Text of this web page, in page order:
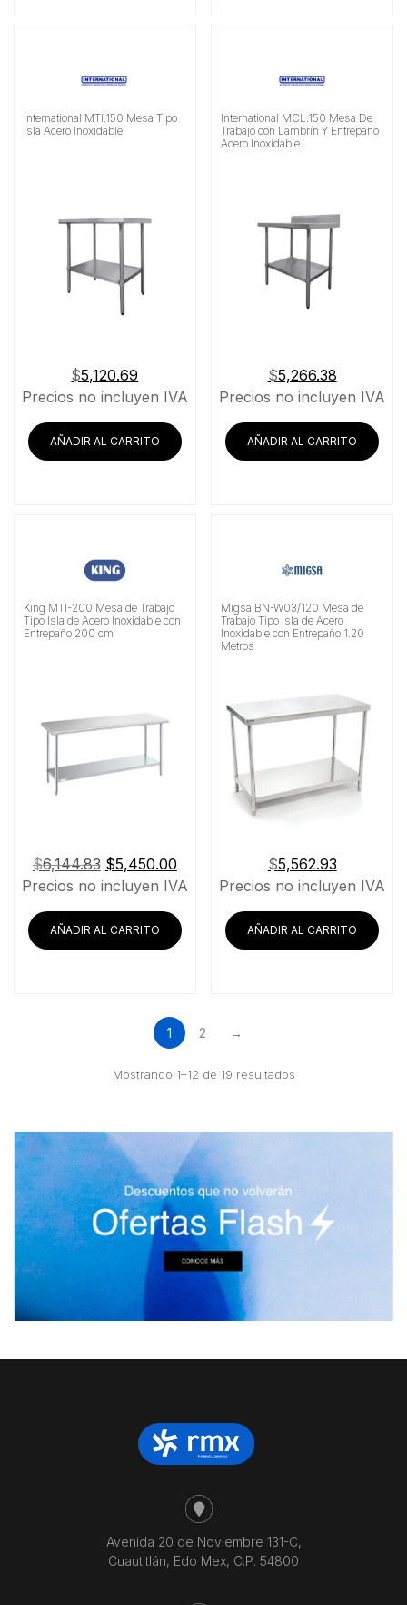
International MTI.150 Mesa Tipo
Isla Acero Inoxidable
$5,120.69
Precios no incluyen IVA
AÑADIR AL CARRITO
International MCL.150 Mesa De
Trabajo con Lambrín Y Entrepaño
Acero Inoxidable
$5,266.38
Precios no incluyen IVA
AÑADIR AL CARRITO
King MTI-200 Mesa de Trabajo
Tipo Isla de Acero Inoxidable con
Entrepaño 200 cm
$6,144.83 El
precio
original
era:
$6,144.83.
$5,450.00El
precio
es:
$5,450.00.
Precios no incluyen IVA
AÑADIR AL CARRITO
Migsa BN-W03/120 Mesa de
Trabajo Tipo Isla de Acero
Inoxidable con Entrepaño 1.20
Metros
$5,562.93
Precios no incluyen IVA
AÑADIR AL CARRITO
1 2 →
Mostrando 1–12 de 19 resultadosOrdenado
Avenida 20 de Noviembre 131-C,
Cuautitlán, Edo Mex, C.P. 54800